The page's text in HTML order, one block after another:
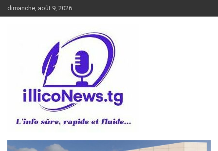
Aller
au
dimanche, août 9, 2026
illiconews